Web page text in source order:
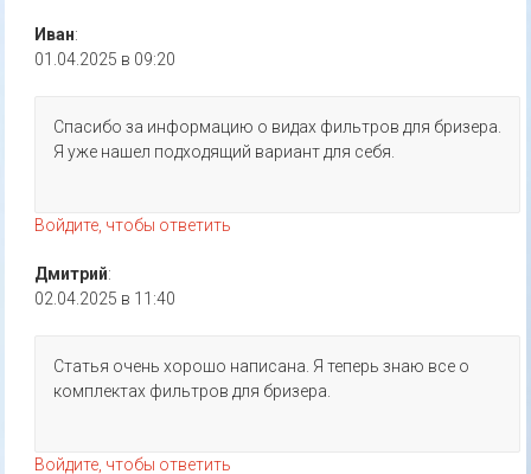
Иван:
01.04.2025 в 09:20
Спасибо за информацию о видах фильтров для бризера.
Я уже нашел подходящий вариант для себя.
Войдите, чтобы ответить
Дмитрий:
02.04.2025 в 11:40
Статья очень хорошо написана. Я теперь знаю все о
комплектах фильтров для бризера.
Войдите, чтобы ответить